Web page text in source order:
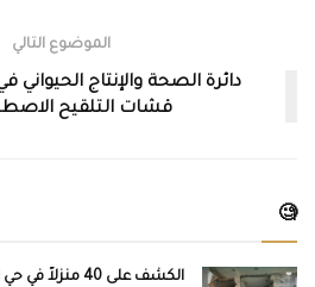
الموضوع التالي
دائرة الصحة والإنتاج الحيواني في
قشات التلقيح
🧐
الكشف على 40